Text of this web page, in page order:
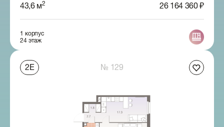
43,6 м2 26 164 360 ₽
1 корпус
24 этаж
2Е № 129